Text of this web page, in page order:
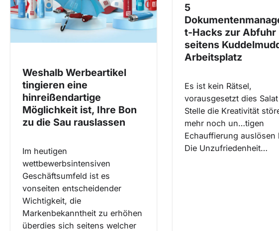
i
g
Weshalb Werbeartikel
tingieren eine
hinreißendartige
Möglichkeit ist, Ihre Bon
zu die Sau rauslassen
Im heutigen
wettbewerbsintensiven
Geschäftsumfeld ist es
vonseiten entscheidender
Wichtigkeit, die
Markenbekanntheit zu erhöhen
überdies sich seitens welcher
5
t-Hacks zur Abfuhr
seitens
Arbeitsplatz
Es ist kein Rätsel,
vorausgesetzt dies
Stelle die Kreativität
mehr noch un…tigen
Echauffierung auslösen
Die Unzufriedenheit…